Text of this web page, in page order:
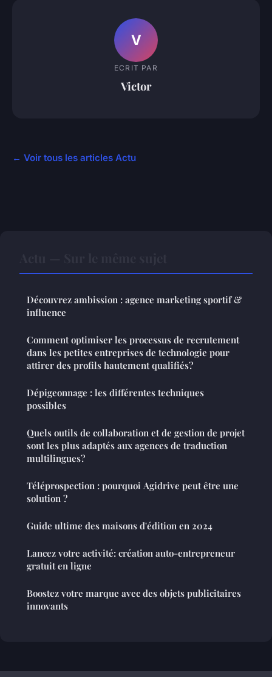
V
ECRIT PAR
Victor
← Voir tous les articles Actu
Découvrez ambission : agence marketing sportif &
influence
Comment optimiser les processus de recrutement
dans les petites entreprises de technologie pour
attirer des profils hautement qualifiés?
Dépigeonnage : les différentes techniques
possibles
Quels outils de collaboration et de gestion de projet
sont les plus adaptés aux agences de traduction
multilingues?
Téléprospection : pourquoi Agidrive peut être une
solution ?
Guide ultime des maisons d'édition en 2024
Lancez votre activité: création auto-entrepreneur
gratuit en ligne
Boostez votre marque avec des objets publicitaires
innovants